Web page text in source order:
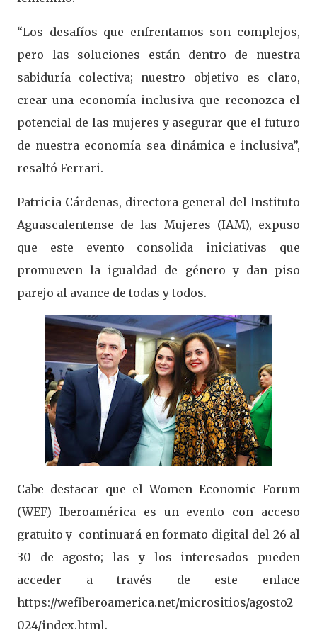
“Los desafíos que enfrentamos son complejos,
pero las soluciones están dentro de nuestra
sabiduría colectiva; nuestro objetivo es claro,
crear una economía inclusiva que reconozca el
potencial de las mujeres y asegurar que el futuro
de nuestra economía sea dinámica e inclusiva”,
resaltó Ferrari.
Patricia Cárdenas, directora general del Instituto
Aguascalentense de las Mujeres (IAM), expuso
que este evento consolida iniciativas que
promueven la igualdad de género y dan piso
parejo al avance de todas y todos.
Cabe destacar que el Women Economic Forum
(WEF) Iberoamérica es un evento con acceso
gratuito y continuará en formato digital del 26 al
30 de agosto; las y los interesados pueden
acceder a través de este enlace
https://wefiberoamerica.net/micrositios/agosto2
024/index.html.